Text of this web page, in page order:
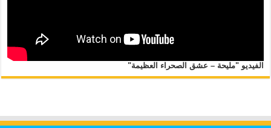
الفيديو "مليحة – عشق الصحراء العظيمة"